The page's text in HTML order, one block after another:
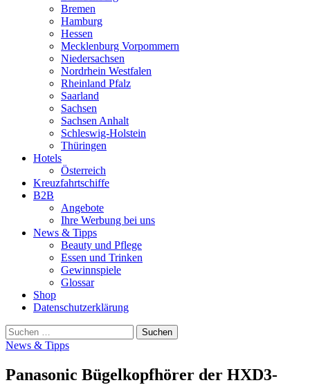
Bremen
Hamburg
Hessen
Mecklenburg Vorpommern
Niedersachsen
Nordrhein Westfalen
Rheinland Pfalz
Saarland
Sachsen
Sachsen Anhalt
Schleswig-Holstein
Thüringen
Hotels
Österreich
Kreuzfahrtschiffe
B2B
Angebote
Ihre Werbung bei uns
News & Tipps
Beauty und Pflege
Essen und Trinken
Gewinnspiele
Glossar
Shop
Datenschutzerklärung
Suchen
nach:
News & Tipps
Panasonic Bügelkopfhörer der HXD3-